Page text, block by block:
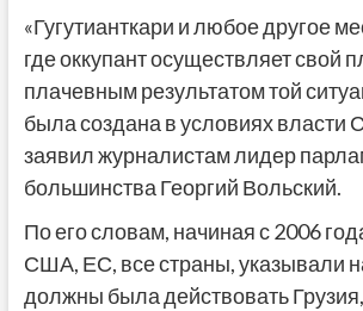
«Гугутианткари и любое другое
где оккупант осуществляет свой
плачевным результатом той
была создана в условиях власти
заявил журналистам лидер
большинства Георгий Вольский.
По его словам, начиная с 2006
США, ЕС, все страны, указывали
должны была действовать